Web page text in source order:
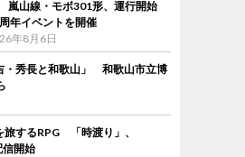
山線・モボ301形、運行開始
年イベントを開催
年8月6日
・秀長と和歌山」 和歌山市立博
旅するRPG 「時渡り」、
開始